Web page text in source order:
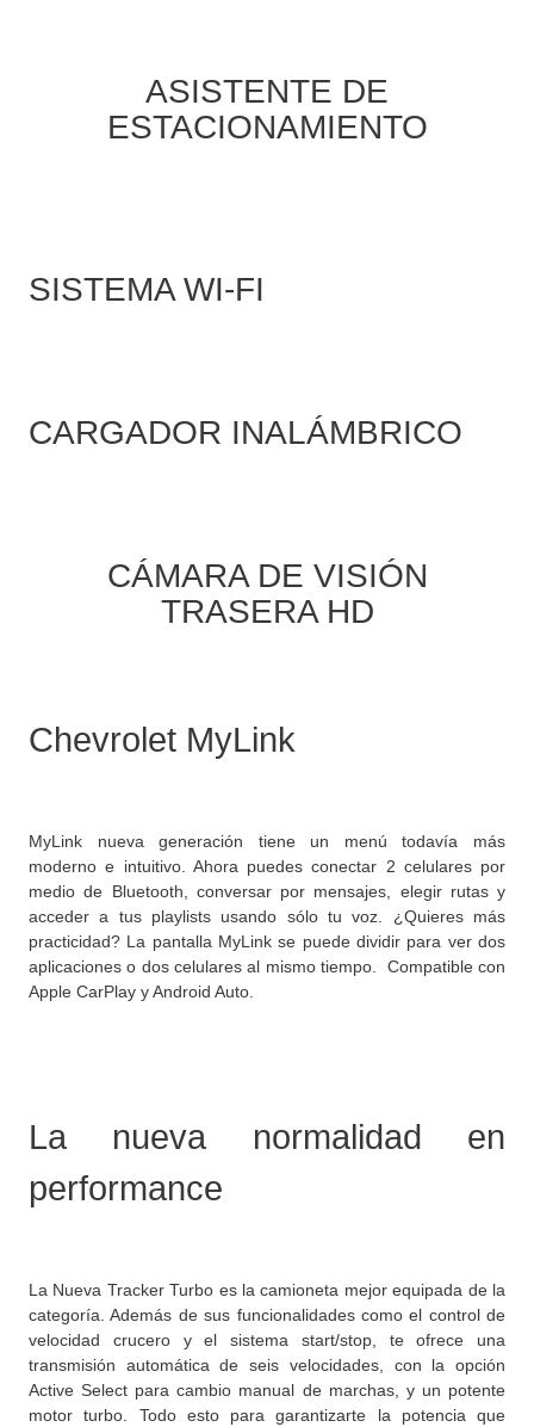
ASISTENTE DE
ESTACIONAMIENTO
SISTEMA WI-FI
CARGADOR INALÁMBRICO
CÁMARA DE VISIÓN
TRASERA HD
Chevrolet MyLink
MyLink nueva generación tiene un menú todavía más
moderno e intuitivo. Ahora puedes conectar 2 celulares por
medio de Bluetooth, conversar por mensajes, elegir rutas y
acceder a tus playlists usando sólo tu voz. ¿Quieres más
practicidad? La pantalla MyLink se puede dividir para ver dos
aplicaciones o dos celulares al mismo tiempo. Compatible con
Apple CarPlay y Android Auto.
La nueva normalidad en
performance
La Nueva Tracker Turbo es la camioneta mejor equipada de la
categoría. Además de sus funcionalidades como el control de
velocidad crucero y el sistema start/stop, te ofrece una
transmisión automática de seis velocidades, con la opción
Active Select para cambio manual de marchas, y un potente
motor turbo. Todo esto para garantizarte la potencia que